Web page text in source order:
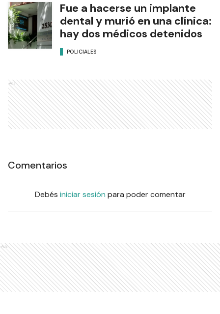
Fue a hacerse un implante
dental y murió en una clínica:
hay dos médicos detenidos
POLICIALES
Ads
Comentarios
Debés iniciar sesión para poder comentar
Ads